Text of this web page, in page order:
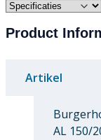
Product
Artikel
AL 150/